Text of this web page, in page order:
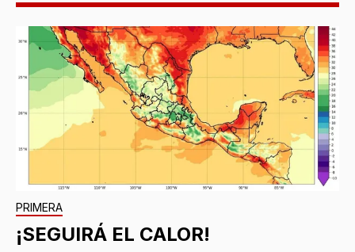
PRIMERA
¡SEGUIRÁ EL CALOR!